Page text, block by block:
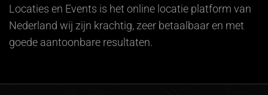
Locaties en Events is het online locatie platform van
Nederland wij zijn krachtig, zeer betaalbaar en met
goede aantoonbare resultaten.